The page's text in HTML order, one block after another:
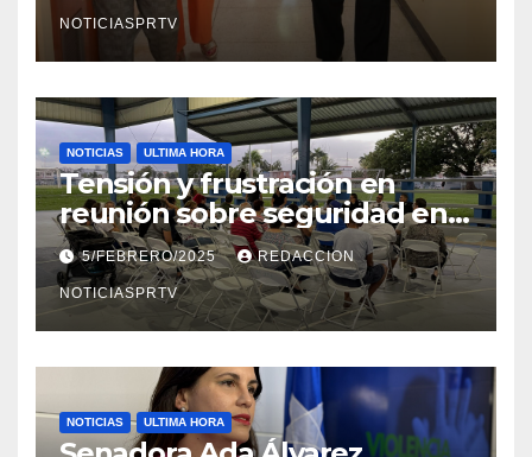
NOTICIASPRTV
NOTICIAS ULTIMA HORA
Tensión y frustración en
reunión sobre seguridad en
Reparto Metropolitano
5/FEBRERO/2025 REDACCION
NOTICIASPRTV
NOTICIAS ULTIMA HORA